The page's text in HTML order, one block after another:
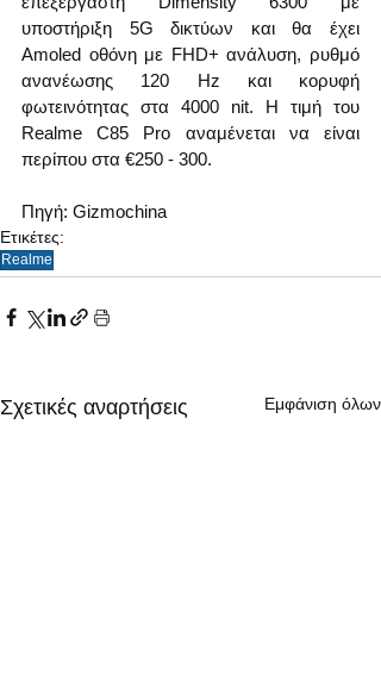
υποστήριξη 5G δικτύων και θα έχει
Amoled οθόνη με FHD+ ανάλυση, ρυθμό
ανανέωσης 120 Hz και κορυφή
φωτεινότητας στα 4000 nit. Η τιμή του
Realme C85 Pro αναμένεται να είναι
περίπου στα €250 - 300.
Πηγή: Gizmochina
Ετικέτες:
Realme
Σχετικές αναρτήσεις Εμφάνιση όλων